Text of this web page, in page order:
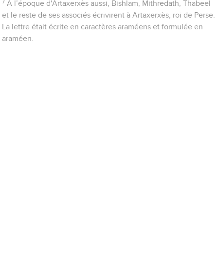
7 A l’époque d'Artaxerxès aussi, Bishlam, Mithredath, Thabeel
et le reste de ses associés écrivirent à Artaxerxès, roi de Perse.
La lettre était écrite en caractères araméens et formulée en
araméen.